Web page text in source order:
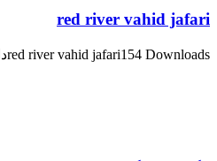
red river vahid jafari
red river vahid jafari154 Downloadsدانلود ...